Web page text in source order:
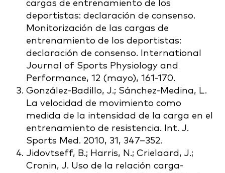
cargas de entrenamiento de los
deportistas: declaración de consenso.
Monitorización de las cargas de
entrenamiento de los deportistas:
declaración de consenso. International
Journal of Sports Physiology and
Performance, 12 (mayo), 161-170.
González-Badillo, J.; Sánchez-Medina, L.
La velocidad de movimiento como
medida de la intensidad de la carga en el
entrenamiento de resistencia. Int. J.
Sports Med. 2010, 31, 347–352.
Jidovtseff, B.; Harris, N.; Crielaard, J.;
Cronin, J. Uso de la relación carga-